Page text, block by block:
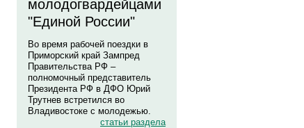
молодогвардейцами
"Единой России"
Во время рабочей поездки в
Приморский край Зампред
Правительства РФ –
полномочный представитель
Президента РФ в ДФО Юрий
Трутнев встретился во
Владивостоке с молодежью.
статьи раздела